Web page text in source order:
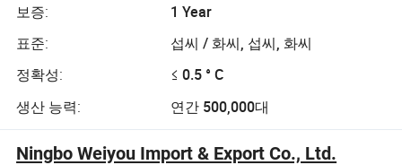
보증:
1 Year
표준:
섭씨 / 화씨, 섭씨, 화씨
정확성:
≤ 0.5 ° C
생산 능력:
연간 500,000대
Ningbo Weiyou Import & Export Co., Ltd.